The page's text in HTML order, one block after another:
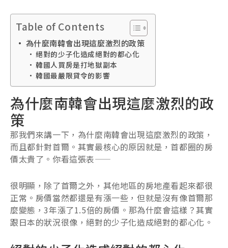
Table of Contents
為什麼南韓會出現這麼激烈的政策
絕對的少子化造成絕對的都心化
韓國人買房是打地獄副本
韓國最嚴限貸令的影響
為什麼南韓會出現這麼激烈的政
策
那我們來講一下，為什麼南韓會出現這麼激烈的政策，
而且都針對首爾。其實最核心的原因就是，首都圈的房
價太貴了。你看這張表——
很明顯，除了首爾之外，其他地區的房地產看起來都很
正常。房價當然都還是有漲一些，但就是沒有像首爾那
麼變態，3年漲了1.5倍的房價。那為什麼會這樣？其實
跟日本的狀況很像，絕對的少子化造成絕對的都心化。